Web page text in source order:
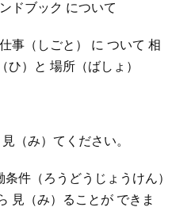
ドブック について
事（しごと） に ついて 相
ひ）と 場所（ばしょ）
見（み）てください。
件（ろうどうじょうけん）
見（み）ることが できま